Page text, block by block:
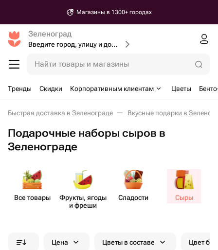
Магазины в 1300+ городах
Зеленоград
Введите город, улицу и дом доставки
Найти товары и магазины
Тренды Скидки Корпоративным клиентам Цветы
Быстрая доставка в Зеленограде Вкусные подарки в
Подарочные наборы сыров в
Зеленограде
Все товары
Фрукты, ягоды
и фреши
Сладости Сыры
Цена Цветы в составе Цвет